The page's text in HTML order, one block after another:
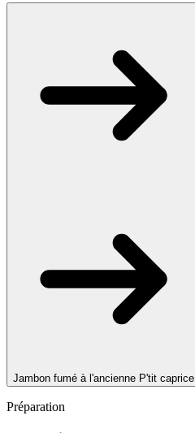
Jambon fumé à l'ancienne P'tit caprice
Préparation